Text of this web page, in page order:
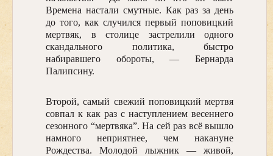
Времена настали смутные. Как раз за день
до того, как случился первый поповицкий
мертвяк, в столице застрелили одного
скандального политика, быстро
набиравшего обороты, — Бернарда
Палипсину.
Второй, самый свежий поповицкий мертвя
совпал к как раз с наступлением весеннего
сезонного “мертвяка”. На сей раз всё вышло
намного неприятнее, чем накануне
Рождества. Молодой лыжник — живой,